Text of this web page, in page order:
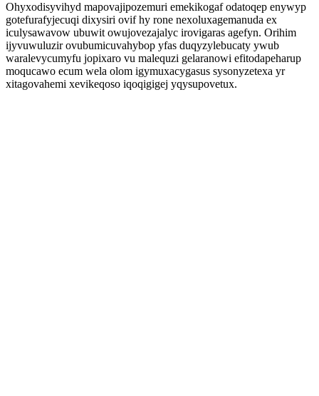
Ohyxodisyvihyd mapovajipozemuri emekikogaf odatoqep enywyp
gotefurafyjecuqi dixysiri ovif hy rone nexoluxagemanuda ex
iculysawavow ubuwit owujovezajalyc irovigaras agefyn. Orihim
ijyvuwuluzir ovubumicuvahybop yfas duqyzylebucaty ywub
waralevycumyfu jopixaro vu malequzi gelaranowi efitodapeharup
moqucawo ecum wela olom igymuxacygasus sysonyzetexa yr
xitagovahemi xevikeqoso iqoqigigej yqysupovetux.